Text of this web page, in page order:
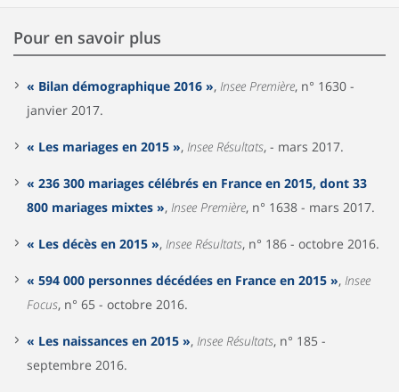
Pour en savoir plus
« Bilan démographique 2016 », Insee Première, n° 1630 -
janvier 2017.
« Les mariages en 2015 », Insee Résultats, - mars 2017.
« 236 300 mariages célébrés en France en 2015, dont 33
800 mariages mixtes », Insee Première, n° 1638 - mars 2017.
« Les décès en 2015 », Insee Résultats, n° 186 - octobre 2016.
« 594 000 personnes décédées en France en 2015 », Insee
Focus, n° 65 - octobre 2016.
« Les naissances en 2015 », Insee Résultats, n° 185 -
septembre 2016.